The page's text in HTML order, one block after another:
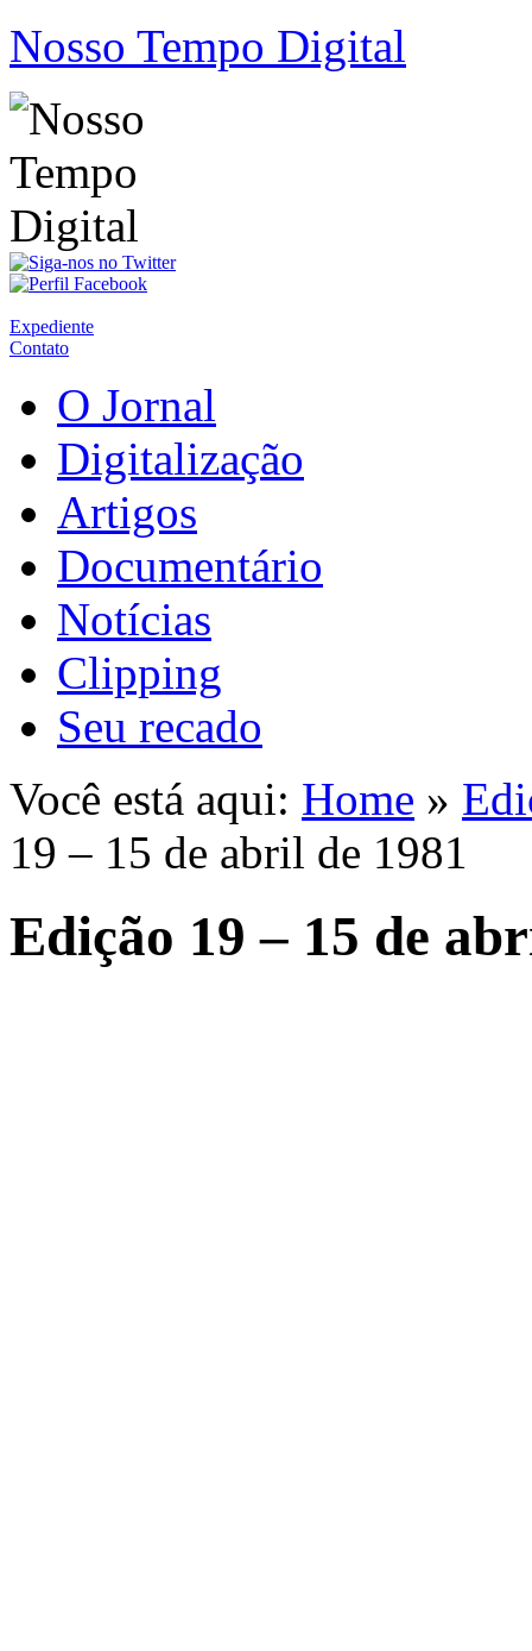
Nosso Tempo Digital
Expediente
Contato
O Jornal
Digitalização
Artigos
Documentário
Notícias
Clipping
Seu recado
Você está aqui: Home »
19 – 15 de abril de 1981
Edição 19 – 15 de